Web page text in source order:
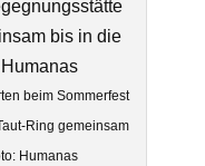
beim Sommerfest
Ring gemeinsam
Humanas